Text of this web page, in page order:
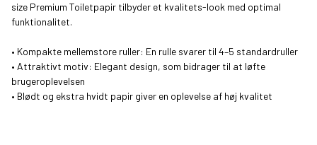
size Premium Toiletpapir tilbyder et kvalitets-look med optimal
funktionalitet.
• Kompakte mellemstore ruller: En rulle svarer til 4–5 standardruller
• Attraktivt motiv: Elegant design, som bidrager til at løfte
brugeroplevelsen
• Blødt og ekstra hvidt papir giver en oplevelse af høj kvalitet